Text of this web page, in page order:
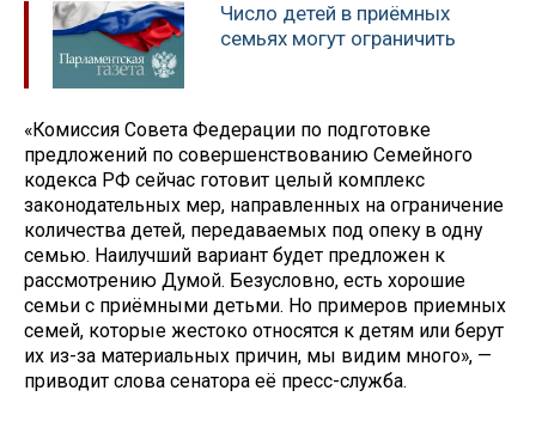
Число детей в приёмных
семьях могут ограничить
«Комиссия Совета Федерации по подготовке
предложений по совершенствованию Семейного
кодекса РФ сейчас готовит целый комплекс
законодательных мер, направленных на ограничение
количества детей, передаваемых под опеку в одну
семью. Наилучший вариант будет предложен к
рассмотрению Думой. Безусловно, есть хорошие
семьи с приёмными детьми. Но примеров приемных
семей, которые жестоко относятся к детям или берут
их из-за материальных причин, мы видим много», —
приводит слова сенатора её пресс-служба.